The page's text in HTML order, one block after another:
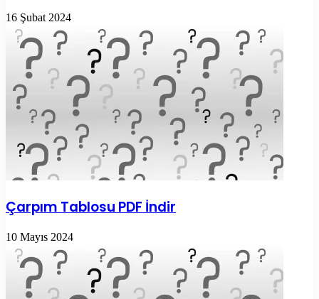
16 Şubat 2024
Çarpım Tablosu PDF İndir
10 Mayıs 2024